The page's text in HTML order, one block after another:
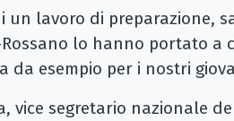
lavoro di preparazione,
lo hanno portato a
da esempio per i nostri
vice segretario nazionale